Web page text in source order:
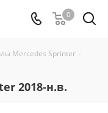
0
Mercedes Sprinter -
2018-н.в.